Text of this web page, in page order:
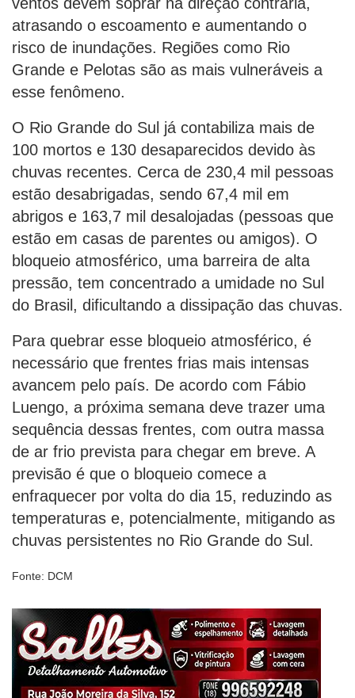
atrasando o escoamento e aumentando o
risco de inundações. Regiões como Rio
Grande e Pelotas são as mais vulneráveis a
esse fenômeno.
O Rio Grande do Sul já contabiliza mais de
100 mortos e 130 desaparecidos devido às
chuvas recentes. Cerca de 230,4 mil pessoas
estão desabrigadas, sendo 67,4 mil em
abrigos e 163,7 mil desalojadas (pessoas que
estão em casas de parentes ou amigos). O
bloqueio atmosférico, uma barreira de alta
pressão, tem concentrado a umidade no Sul
do Brasil, dificultando a dissipação das chuvas.
Para quebrar esse bloqueio atmosférico, é
necessário que frentes frias mais intensas
avancem pelo país. De acordo com Fábio
Luengo, a próxima semana deve trazer uma
sequência dessas frentes, com outra massa
de ar frio prevista para chegar em breve. A
previsão é que o bloqueio comece a
enfraquecer por volta do dia 15, reduzindo as
temperaturas e, potencialmente, mitigando as
chuvas persistentes no Rio Grande do Sul.
Fonte: DCM